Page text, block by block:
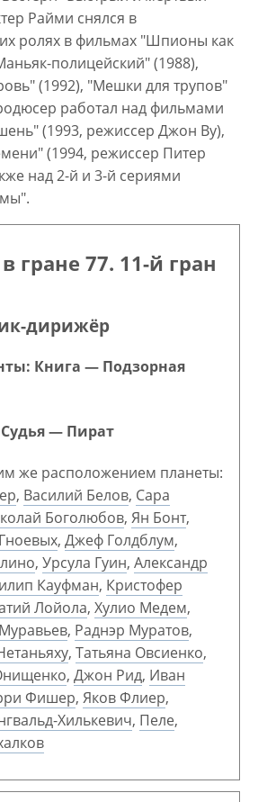
Райми снялся в
ролях в фильмах "Шпионы как
полицейский" (1988),
(1992), "Мешки для трупов"
работал над фильмами
(1993, режиссер Джон Ву),
(1994, режиссер Питер
над 2-й и 3-й сериями
гране 77. 11-й гран
дирижёр
Книга — Подзорная
— Пират
же расположением планеты:
, Василий Белов, Сара
Боголюбов, Ян Бонт,
, Джеф Голдблум,
, Урсула Гуин, Александр
Кауфман, Кристофер
Лойола, Хулио Медем,
, Раднэр Муратов,
, Татьяна Овсиенко,
, Джон Рид, Иван
Фишер, Яков Флиер,
Хилькевич, Пеле,